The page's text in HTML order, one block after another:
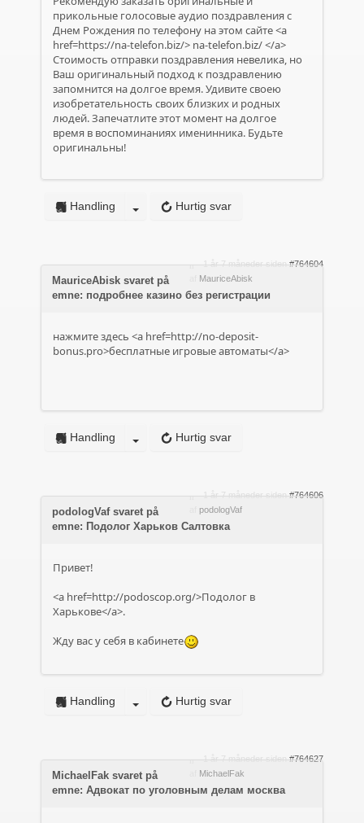
прикольные голосовые аудио поздравления с
Днем Рождения по телефону на этом сайте <a
href=https://na-telefon.biz/> na-telefon.biz/</a>
Стоимость отправки поздравления невелика, но
Ваш оригинальный подход к поздравлению
запомнится на долгое время. Удивите своею
изобретательность своих близких и родных
людей. Запечатлите этот момент на долгое
время в воспоминаниях именинника. Будьте
оригинальны!
Hurtig svar
Handling
1 år 7 måneder siden #764604
MauriceAbisk
MauriceAbisk svaret på
emne: подробнее казино без регистрации
нажмите здесь <a href=http://no-deposit-
bonus.pro>бесплатные игровые автоматы</a>
Hurtig svar
Handling
1 år 7 måneder siden #764606
podologVaf
podologVaf svaret på
emne: Подолог Харьков Салтовка
Привет!
<a href=http://podoscop.org/>Подолог в
Харькове</a>.
Жду вас у себя в кабинете
Hurtig svar
Handling
1 år 7 måneder siden #764627
MichaelFak
MichaelFak svaret på
emne: Адвокат по уголовным делам москва